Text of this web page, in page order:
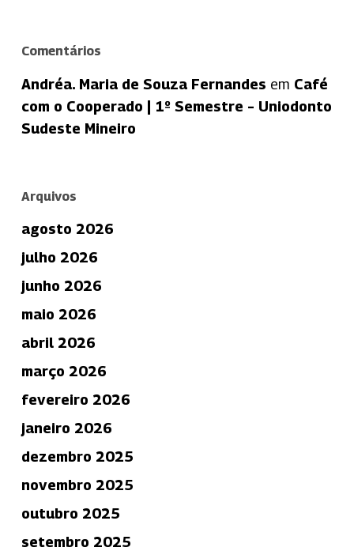
Comentários
Andréa. Maria de Souza Fernandes em Café
com o Cooperado | 1º Semestre – Uniodonto
Sudeste Mineiro
Arquivos
agosto 2026
julho 2026
junho 2026
maio 2026
abril 2026
março 2026
fevereiro 2026
janeiro 2026
dezembro 2025
novembro 2025
outubro 2025
setembro 2025